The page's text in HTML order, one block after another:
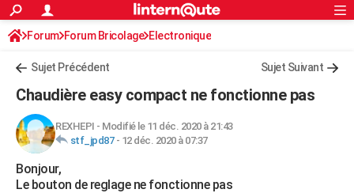
ACTUALITÉS
Politique
Société
Faits Divers
Education
Monde
Villes
+
FINANCE
Retraite
Impôts
Epargne
Immobilier
Risques naturels par ville
Banque
Assurance
Crédit
AUTO
Essais
Réserver un essai
Citadines
Berlines
SUV
Forum auto
+HIGH-TECH
S'inscrire
Connexion
Forum Forum Bricolage Electronique
Sujet Précédent Sujet Suivant
Chaudière easy compact ne fonctionne pas
REXHEPI - Modifié le 11 déc. 2020 à 21:43
stf_jpd87- 12 déc. 2020 à 07:37
Bonjour,
Le bouton de reglage ne fonctionne pas